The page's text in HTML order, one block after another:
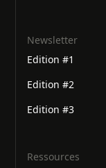
Newsletter
Edition #1
Edition #2
Edition #3
Ressources